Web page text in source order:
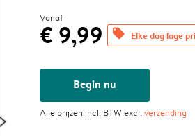
Vanaf
€ 9,99 offers Elke dag lage
Begin nu
Alle prijzen incl. BTW excl.verzending